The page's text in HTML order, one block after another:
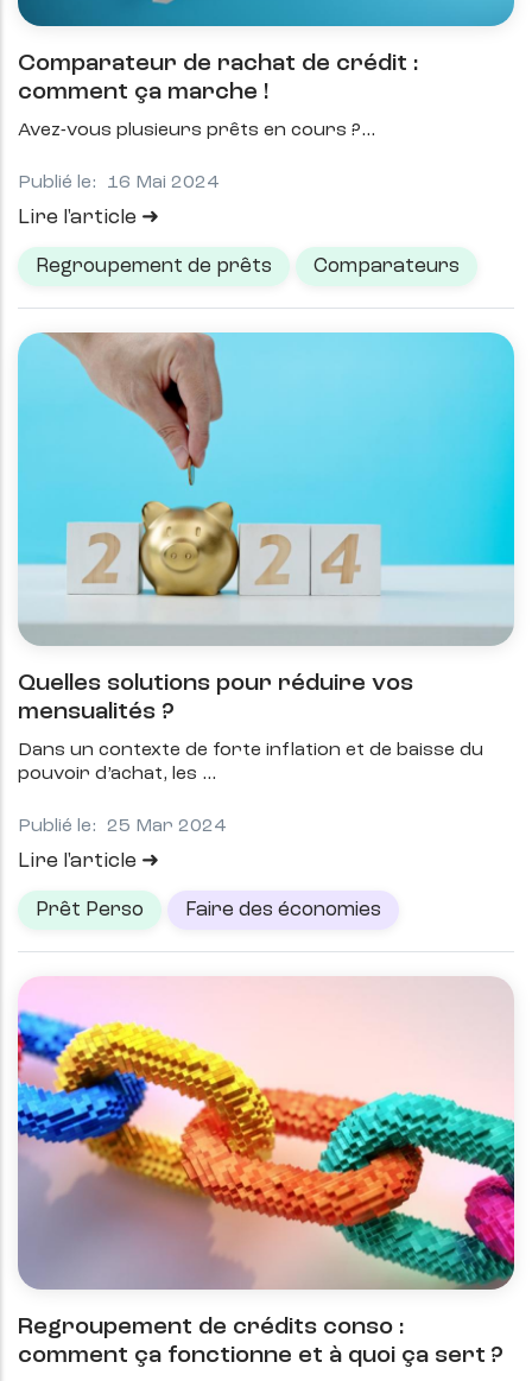
Comparateur de rachat de crédit :
comment ça marche !
Avez-vous plusieurs prêts en cours ?
Publié le: 16 Mai 2024
Lire l'article
Regroupement de prêts Comparateurs
Quelles solutions pour réduire vos
mensualités ?
Dans un contexte de forte inflation et de baisse du
pouvoir d’achat, les
Publié le: 25 Mar 2024
Lire l'article
Prêt Perso Faire des économies
Regroupement de crédits conso :
comment ça fonctionne et à quoi ça sert ?